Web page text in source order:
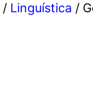
/ Linguística /